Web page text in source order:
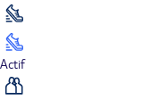
Actif